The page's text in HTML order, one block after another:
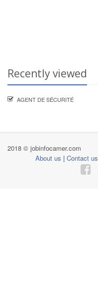
Recently viewed
AGENT DE SÉCURITÉ
2018 © jobinfocamer.com
About us | Contact us